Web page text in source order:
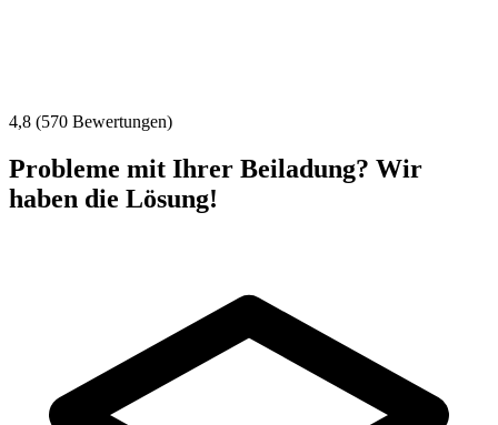
4,8 (570 Bewertungen)
Probleme mit Ihrer Beiladung? Wir
haben die Lösung!